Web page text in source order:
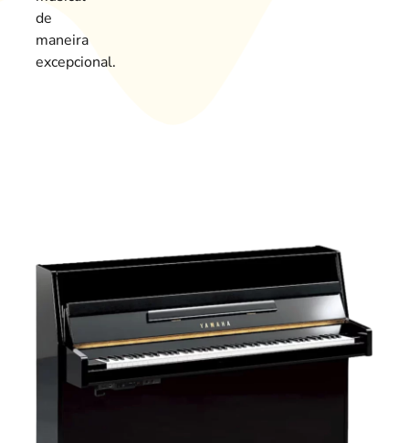
de
maneira
excepcional.